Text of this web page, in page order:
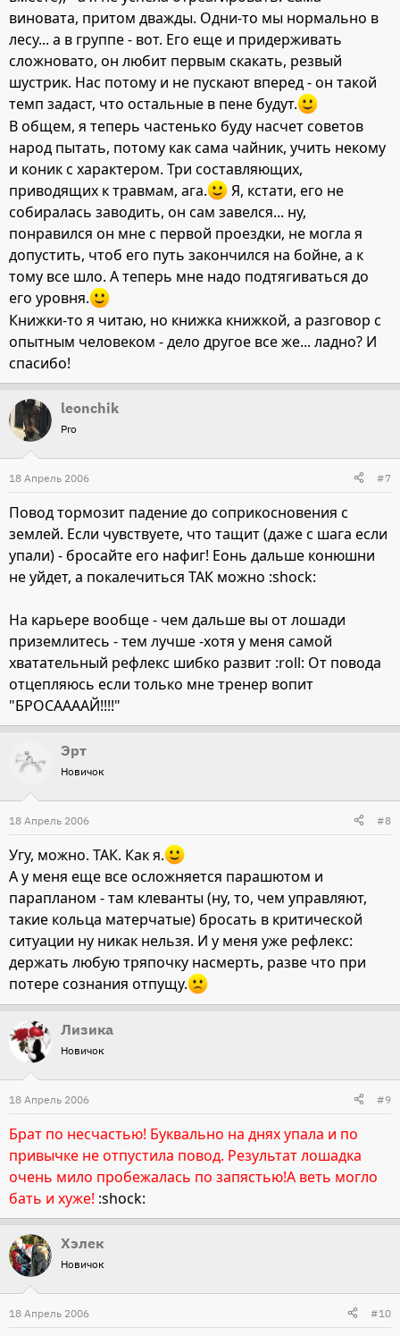
виновата, притом дважды. Одни-то мы нормально в
лесу... а в группе - вот. Его еще и придерживать
сложновато, он любит первым скакать, резвый
шустрик. Нас потому и не пускают вперед - он такой
темп задаст, что остальные в пене будут.
В общем, я теперь частенько буду насчет советов
народ пытать, потому как сама чайник, учить некому
и коник с характером. Три составляющих,
приводящих к травмам, ага.
Я, кстати, его не
собиралась заводить, он сам завелся... ну,
понравился он мне с первой проездки, не могла я
допустить, чтоб его путь закончился на бойне, а к
тому все шло. А теперь мне надо подтягиваться до
его уровня.
Книжки-то я читаю, но книжка книжкой, а разговор с
опытным человеком - дело другое все же... ладно? И
спасибо!
leonchik
Pro
18 Апрель 2006 #7
Повод тормозит падение до соприкосновения с
землей. Если чувствуете, что тащит (даже с шага если
упали) - бросайте его нафиг! Еонь дальше конюшни
не уйдет, а покалечиться ТАК можно :shock:
На карьере вообще - чем дальше вы от лошади
приземлитесь - тем лучше -хотя у меня самой
хватательный рефлекс шибко развит :roll: От повода
отцепляюсь если только мне тренер вопит
"БРОСААААЙ!!!!"
Эрт
Новичок
18 Апрель 2006 #8
Угу, можно. ТАК. Как я.
А у меня еще все осложняется парашютом и
парапланом - там клеванты (ну, то, чем управляют,
такие кольца матерчатые) бросать в критической
ситуации ну никак нельзя. И у меня уже рефлекс:
держать любую тряпочку насмерть, разве что при
потере сознания отпущу.
Лизика
Новичок
18 Апрель 2006 #9
Брат по несчастью! Буквально на днях упала и по
привычке не отпустила повод. Результат лошадка
очень мило пробежалась по запястью!А веть могло
бать и хуже! :shock:
Хэлек
Новичок
18 Апрель 2006 #10